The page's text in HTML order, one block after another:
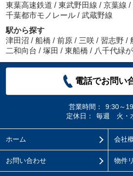
東葉高速鉄道 / 東武野田線 / 京葉線 /
千葉都市モノレール / 武蔵野線
駅から探す
津田沼 / 船橋 / 前原 / 三咲 / 習志野 /
二和向台 / 塚田 / 東船橋 / 八千代緑
電話でお問い
営業時間：
9:30～
定休日：
毎週 火・
ホーム 会社
お問い合わせ 物件